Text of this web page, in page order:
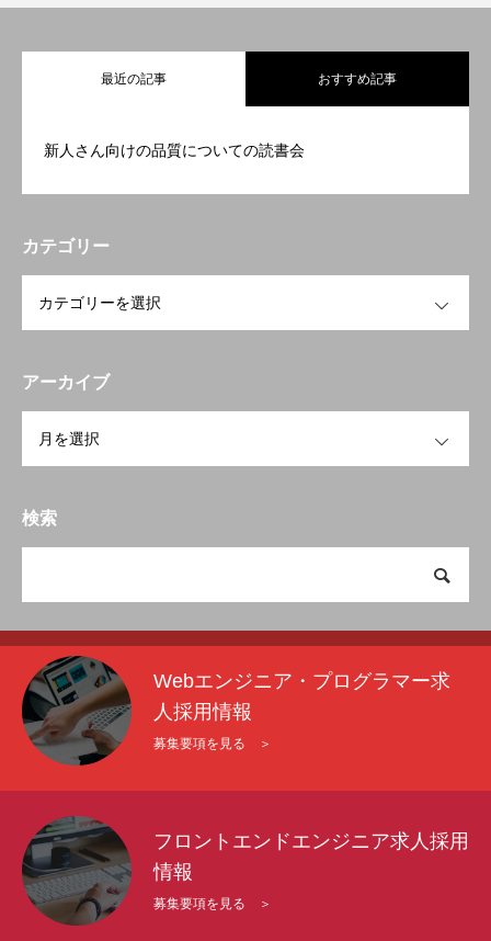
最近の記事 おすすめ記事
新人さん向けの品質についての読書会
カテゴリー
アーカイブ
検索
Webエンジニア・プログラマー求
人採用情報
募集要項を見る ＞
フロントエンドエンジニア求人採用
情報
募集要項を見る ＞